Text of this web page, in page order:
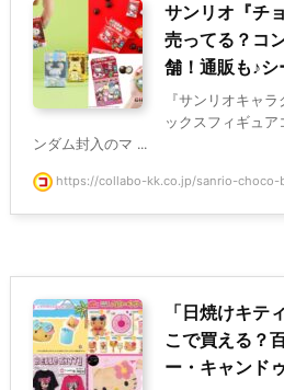
サンリオ『チ
売ってる？コ
舗！通販も♪シ
『サンリオキャ
ックスフィギュア
ンダム封入のマ ...
https://collabo-kk.co.jp/sanrio-
「日焼けキテ
こで買える？
ー・キャンドゥ